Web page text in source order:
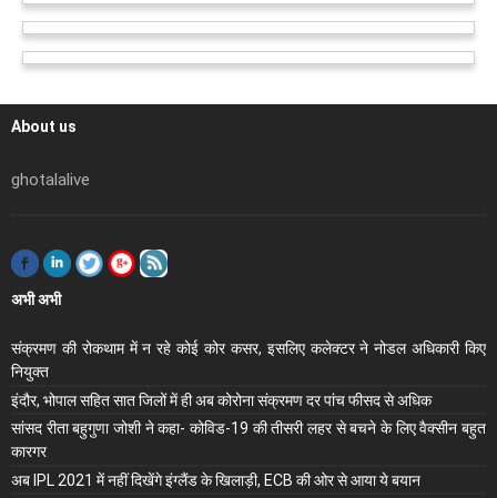
About us
ghotalalive
अभी अभी
संक्रमण की रोकथाम में न रहे कोई कोर कसर, इसलिए कलेक्‍टर ने नोडल अधिकारी किए
नियुक्‍त
इंदौर, भोपाल सहित सात जिलों में ही अब कोरोना संक्रमण दर पांच फीसद से अधिक
सांसद रीता बहुगुणा जोशी ने कहा- कोविड-19 की तीसरी लहर से बचने के लिए वैक्सीन बहुत
कारगर
अब IPL 2021 में नहीं दिखेंगे इंग्लैंड के खिलाड़ी, ECB की ओर से आया ये बयान